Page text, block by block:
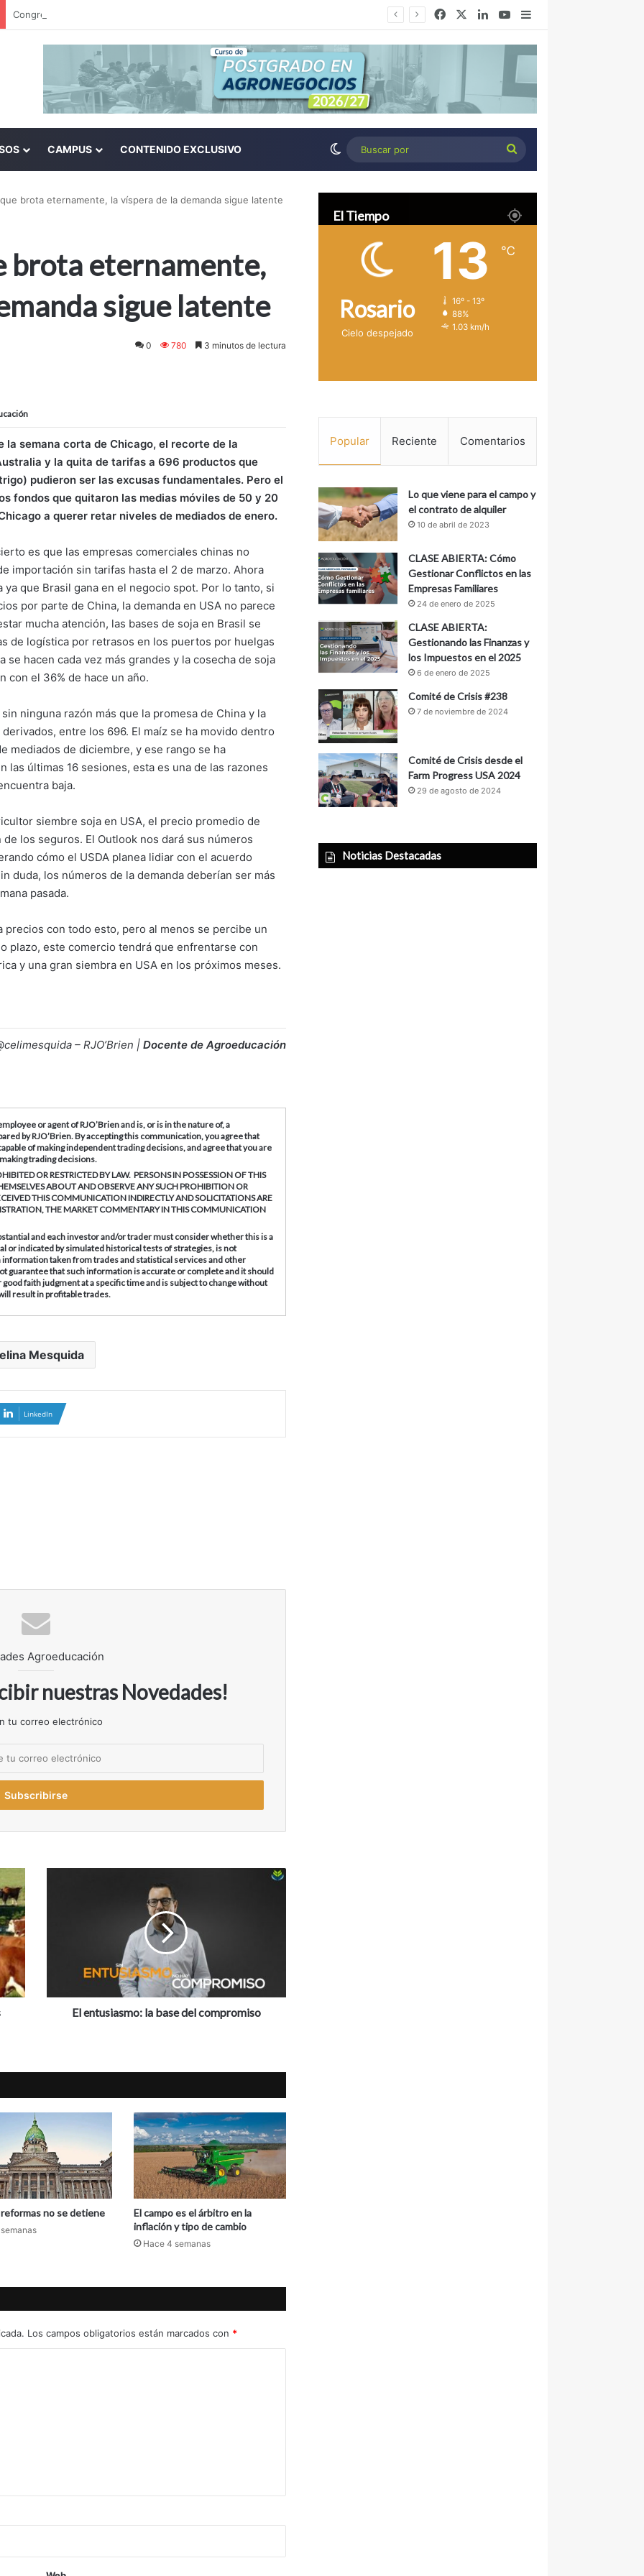
FacebookLinkedInYouTubeBarra lateral
CAMPUS CONTENIDO EXCLUSIVO Switch skin
Buscar
por
brota eternamente, la víspera de la demanda sigue latente
brota eternamente,
sigue latente
0 780 3 minutos de lectura
semana corta de Chicago, el recorte de la
y la quita de tarifas a 696 productos que
pudieron ser las excusas fundamentales. Pero el
fondos que quitaron las medias móviles de 50 y 20
a querer retar niveles de mediados de enero.
es que las empresas comerciales chinas no
importación sin tarifas hasta el 2 de marzo. Ahora
ya que Brasil gana en el negocio spot. Por lo tanto, si
por parte de China, la demanda en USA no parece
mucha atención, las bases de soja en Brasil se
de logística por retrasos en los puertos por huelgas
hacen cada vez más grandes y la cosecha de soja
con el 36% de hace un año.
ninguna razón más que la promesa de China y la
entre los 696. El maíz se ha movido dentro
mediados de diciembre, y ese rango se ha
las últimas 16 sesiones, esta es una de las razones
baja.
siembre soja en USA, el precio promedio de
los seguros. El Outlook nos dará sus números
cómo el USDA planea lidiar con el acuerdo
duda, los números de la demanda deberían ser más
pasada.
con todo esto, pero al menos se percibe un
plazo, este comercio tendrá que enfrentarse con
y una gran siembra en USA en los próximos meses.
– RJO’Brien |Docente de Agroeducación
or agent ofRJO’Brienand is, or is in the nature of, a
by RJO’Brien. By accepting this communication, you agree that
of making independent trading decisions, and agree that you are
trading decisions.
OR RESTRICTED BY LAW. PERSONS IN POSSESSION OF THIS
ABOUT AND OBSERVE ANY SUCH PROHIBITION OR
THIS COMMUNICATION INDIRECTLY AND SOLICITATIONS ARE
THE MARKET COMMENTARY IN THIS COMMUNICATION
and each investor and/or trader must consider whether this is a
or indicated by simulated historical tests of strategies, is not
taken from trades and statistical services and other
guarantee that such information is accurate or complete and it should
faith judgment at a specific time and is subject to change without
result in profitable trades.
Mesquida
LinkedIn
Agroeducación
nuestras Novedades!
tu correo electrónico
a
l
b
e
d
e
l
i
El entusiasmo: la base del compromiso
reformas no se detiene
El campo es el árbitro en la
inflación y tipo de cambio
Hace 4 semanas
Los campos obligatorios están marcados con *
El Tiempo
Rosario
Cielo despejado
13 ℃
16º - 13º
88%
1.03 km/h
Popular Reciente Comentarios
Lo que viene para el campo y
el contrato de alquiler
10 de abril de 2023
CLASE ABIERTA: Cómo
Gestionar Conflictos en las
Empresas Familiares
24 de enero de 2025
CLASE ABIERTA:
Gestionando las Finanzas y
los Impuestos en el 2025
6 de enero de 2025
Comité de Crisis #238
7 de noviembre de 2024
Comité de Crisis desde el
Farm Progress USA 2024
29 de agosto de 2024
Noticias Destacadas